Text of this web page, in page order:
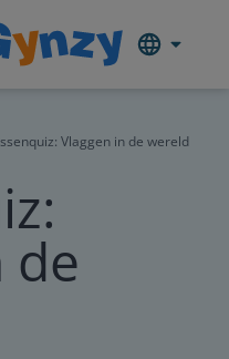
Vlaggen in de wereld
de